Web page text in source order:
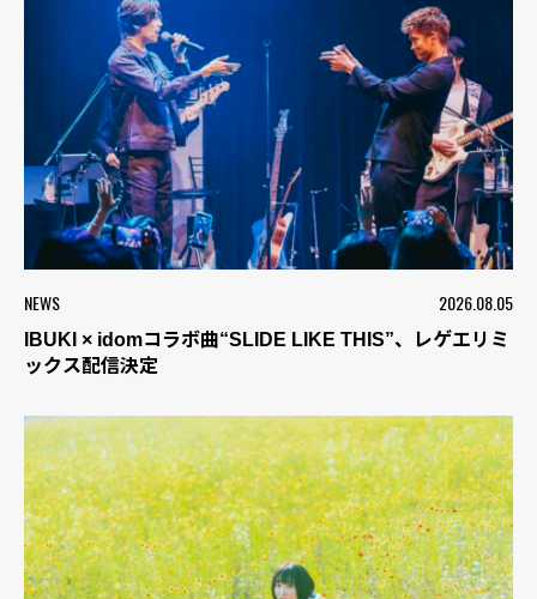
NEWS 2026.08.05
IBUKI × idomコラボ曲“SLIDE LIKE THIS”、レゲエリミ
ックス配信決定